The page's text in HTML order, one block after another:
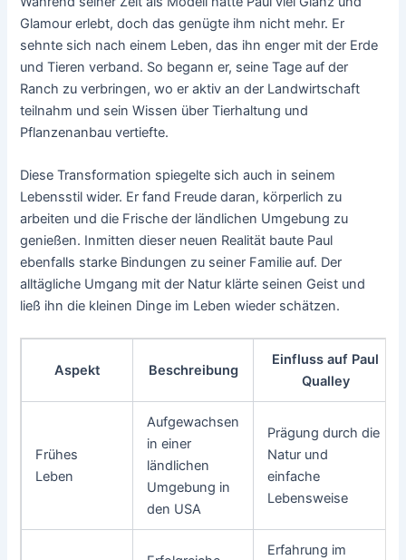
Glamour erlebt, doch das genügte ihm nicht mehr. Er
sehnte sich nach einem Leben, das ihn enger mit der Erde
und Tieren verband. So begann er, seine Tage auf der
Ranch zu verbringen, wo er aktiv an der Landwirtschaft
teilnahm und sein Wissen über Tierhaltung und
Pflanzenanbau vertiefte.
Diese Transformation spiegelte sich auch in seinem
Lebensstil wider. Er fand Freude daran, körperlich zu
arbeiten und die Frische der ländlichen Umgebung zu
genießen. Inmitten dieser neuen Realität baute Paul
ebenfalls starke Bindungen zu seiner Familie auf. Der
alltägliche Umgang mit der Natur klärte seinen Geist und
ließ ihn die kleinen Dinge im Leben wieder schätzen.
Aspekt Beschreibung
Einfluss auf Paul
Qualley
Frühes
Leben
Aufgewachsen
in einer
ländlichen
Umgebung in
den USA
Prägung durch die
Natur und
einfache
Lebensweise
Erfahrung im